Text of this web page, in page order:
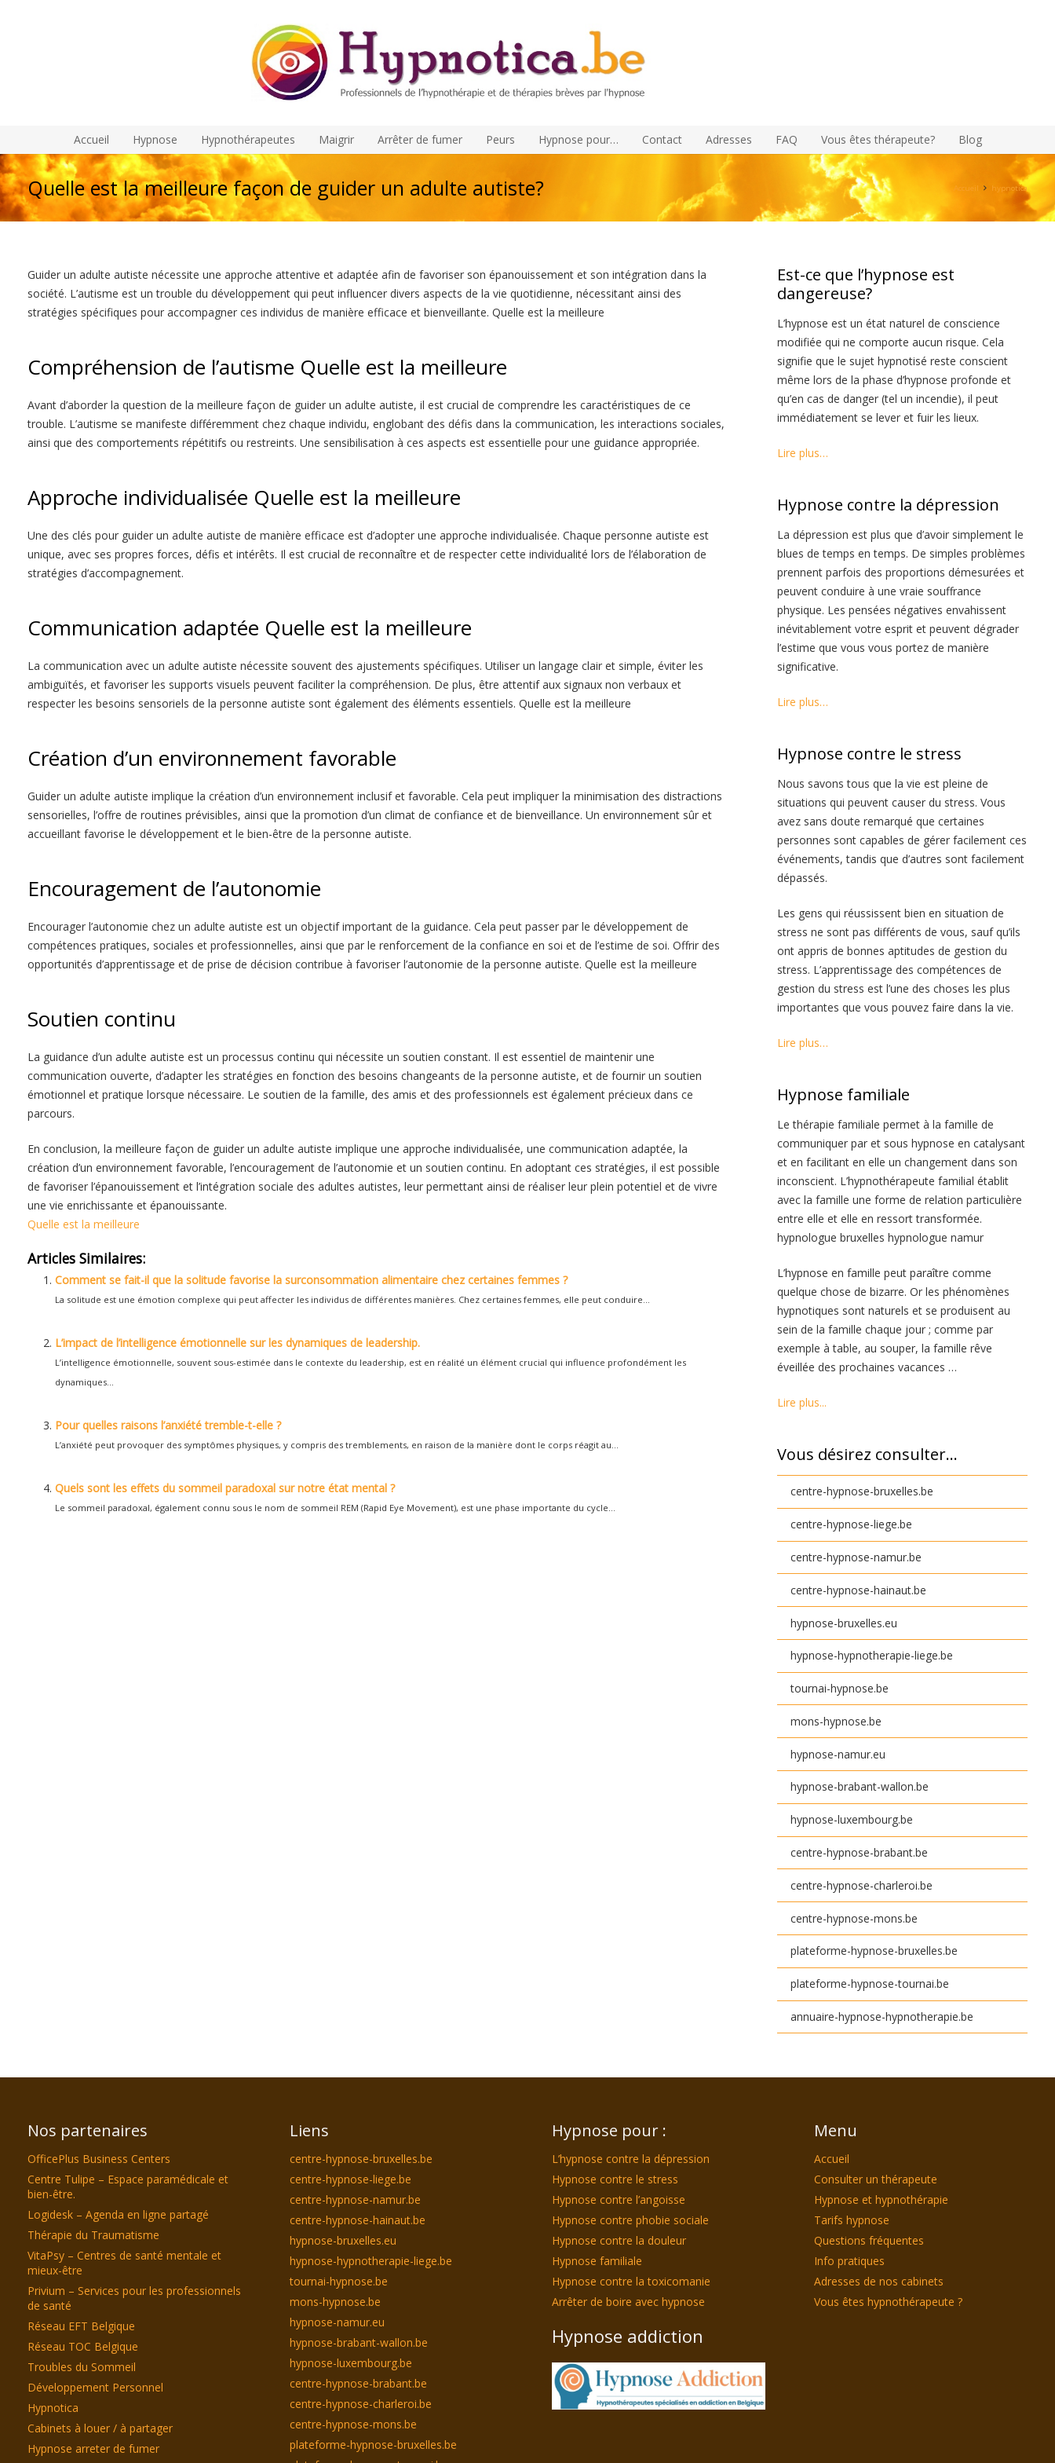
Accueil Hypnose Hypnothérapeutes Maigrir Arrêter de fumer Peurs Hypnose pour… Contact Adresses FAQ Vous êtes thérapeute? Blog
Quelle est la meilleure façon de guider un adulte autiste? Accueil hypnotica
Guider un adulte autiste nécessite une approche attentive et adaptée afin de favoriser son épanouissement et son intégration dans la
société. L’autisme est un trouble du développement qui peut influencer divers aspects de la vie quotidienne, nécessitant ainsi des
stratégies spécifiques pour accompagner ces individus de manière efficace et bienveillante. Quelle est la meilleure
Compréhension de l’autisme Quelle est la meilleure
Avant d’aborder la question de la meilleure façon de guider un adulte autiste, il est crucial de comprendre les caractéristiques de ce
trouble. L’autisme se manifeste différemment chez chaque individu, englobant des défis dans la communication, les interactions sociales,
ainsi que des comportements répétitifs ou restreints. Une sensibilisation à ces aspects est essentielle pour une guidance appropriée.
Approche individualisée Quelle est la meilleure
Une des clés pour guider un adulte autiste de manière efficace est d’adopter une approche individualisée. Chaque personne autiste est
unique, avec ses propres forces, défis et intérêts. Il est crucial de reconnaître et de respecter cette individualité lors de l’élaboration de
stratégies d’accompagnement.
Communication adaptée Quelle est la meilleure
La communication avec un adulte autiste nécessite souvent des ajustements spécifiques. Utiliser un langage clair et simple, éviter les
ambiguïtés, et favoriser les supports visuels peuvent faciliter la compréhension. De plus, être attentif aux signaux non verbaux et
respecter les besoins sensoriels de la personne autiste sont également des éléments essentiels. Quelle est la meilleure
Création d’un environnement favorable
Guider un adulte autiste implique la création d’un environnement inclusif et favorable. Cela peut impliquer la minimisation des distractions
sensorielles, l’offre de routines prévisibles, ainsi que la promotion d’un climat de confiance et de bienveillance. Un environnement sûr et
accueillant favorise le développement et le bien-être de la personne autiste.
Encouragement de l’autonomie
Encourager l’autonomie chez un adulte autiste est un objectif important de la guidance. Cela peut passer par le développement de
compétences pratiques, sociales et professionnelles, ainsi que par le renforcement de la confiance en soi et de l’estime de soi. Offrir des
opportunités d’apprentissage et de prise de décision contribue à favoriser l’autonomie de la personne autiste. Quelle est la meilleure
Soutien continu
La guidance d’un adulte autiste est un processus continu qui nécessite un soutien constant. Il est essentiel de maintenir une
communication ouverte, d’adapter les stratégies en fonction des besoins changeants de la personne autiste, et de fournir un soutien
émotionnel et pratique lorsque nécessaire. Le soutien de la famille, des amis et des professionnels est également précieux dans ce
parcours.
En conclusion, la meilleure façon de guider un adulte autiste implique une approche individualisée, une communication adaptée, la
création d’un environnement favorable, l’encouragement de l’autonomie et un soutien continu. En adoptant ces stratégies, il est possible
de favoriser l’épanouissement et l’intégration sociale des adultes autistes, leur permettant ainsi de réaliser leur plein potentiel et de vivre
une vie enrichissante et épanouissante.
Quelle est la meilleure
Articles Similaires:
Comment se fait-il que la solitude favorise la surconsommation alimentaire chez certaines femmes ?
La solitude est une émotion complexe qui peut affecter les individus de différentes manières. Chez certaines femmes, elle peut conduire...
L’impact de l’intelligence émotionnelle sur les dynamiques de leadership.
L’intelligence émotionnelle, souvent sous-estimée dans le contexte du leadership, est en réalité un élément crucial qui influence profondément les
dynamiques...
Pour quelles raisons l’anxiété tremble-t-elle ?
L’anxiété peut provoquer des symptômes physiques, y compris des tremblements, en raison de la manière dont le corps réagit au...
Quels sont les effets du sommeil paradoxal sur notre état mental ?
Le sommeil paradoxal, également connu sous le nom de sommeil REM (Rapid Eye Movement), est une phase importante du cycle...
Est-ce que l’hypnose est
dangereuse?
L’hypnose est un état naturel de conscience
modifiée qui ne comporte aucun risque. Cela
signifie que le sujet hypnotisé reste conscient
même lors de la phase d’hypnose profonde et
qu’en cas de danger (tel un incendie), il peut
immédiatement se lever et fuir les lieux.
Lire plus…
Hypnose contre la dépression
La dépression est plus que d’avoir simplement le
blues de temps en temps. De simples problèmes
prennent parfois des proportions démesurées et
peuvent conduire à une vraie souffrance
physique. Les pensées négatives envahissent
inévitablement votre esprit et peuvent dégrader
l’estime que vous vous portez de manière
significative.
Lire plus…
Hypnose contre le stress
Nous savons tous que la vie est pleine de
situations qui peuvent causer du stress. Vous
avez sans doute remarqué que certaines
personnes sont capables de gérer facilement ces
événements, tandis que d’autres sont facilement
dépassés.
Les gens qui réussissent bien en situation de
stress ne sont pas différents de vous, sauf qu’ils
ont appris de bonnes aptitudes de gestion du
stress. L’apprentissage des compétences de
gestion du stress est l’une des choses les plus
importantes que vous pouvez faire dans la vie.
Lire plus…
Hypnose familiale
Le thérapie familiale permet à la famille de
communiquer par et sous hypnose en catalysant
et en facilitant en elle un changement dans son
inconscient. L’hypnothérapeute familial établit
avec la famille une forme de relation particulière
entre elle et elle en ressort transformée.
hypnologue bruxelles hypnologue namur
L’hypnose en famille peut paraître comme
quelque chose de bizarre. Or les phénomènes
hypnotiques sont naturels et se produisent au
sein de la famille chaque jour ; comme par
exemple à table, au souper, la famille rêve
éveillée des prochaines vacances …
Lire plus...
Vous désirez consulter…
centre-hypnose-bruxelles.be
centre-hypnose-liege.be
centre-hypnose-namur.be
centre-hypnose-hainaut.be
hypnose-bruxelles.eu
hypnose-hypnotherapie-liege.be
tournai-hypnose.be
mons-hypnose.be
hypnose-namur.eu
hypnose-brabant-wallon.be
hypnose-luxembourg.be
centre-hypnose-brabant.be
centre-hypnose-charleroi.be
centre-hypnose-mons.be
plateforme-hypnose-bruxelles.be
plateforme-hypnose-tournai.be
annuaire-hypnose-hypnotherapie.be
Nos partenaires
OfficePlus Business Centers
Centre Tulipe – Espace paramédicale et
bien-être.
Logidesk – Agenda en ligne partagé
Thérapie du Traumatisme
VitaPsy – Centres de santé mentale et
mieux-être
Privium – Services pour les professionnels
de santé
Réseau EFT Belgique
Réseau TOC Belgique
Troubles du Sommeil
Développement Personnel
Hypnotica
Cabinets à louer / à partager
Hypnose arreter de fumer
Liens
centre-hypnose-bruxelles.be
centre-hypnose-liege.be
centre-hypnose-namur.be
centre-hypnose-hainaut.be
hypnose-bruxelles.eu
hypnose-hypnotherapie-liege.be
tournai-hypnose.be
mons-hypnose.be
hypnose-namur.eu
hypnose-brabant-wallon.be
hypnose-luxembourg.be
centre-hypnose-brabant.be
centre-hypnose-charleroi.be
centre-hypnose-mons.be
plateforme-hypnose-bruxelles.be
Hypnose pour :
L’hypnose contre la dépression
Hypnose contre le stress
Hypnose contre l’angoisse
Hypnose contre phobie sociale
Hypnose contre la douleur
Hypnose familiale
Hypnose contre la toxicomanie
Arrêter de boire avec hypnose
Hypnose addiction
Menu
Accueil
Consulter un thérapeute
Hypnose et hypnothérapie
Tarifs hypnose
Questions fréquentes
Info pratiques
Adresses de nos cabinets
Vous êtes hypnothérapeute ?